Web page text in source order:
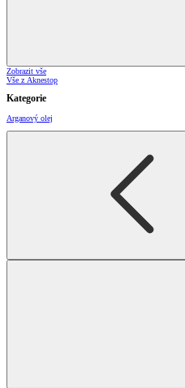
Zobrazit vše
Vše z Aknestop
Kategorie
Arganový olej